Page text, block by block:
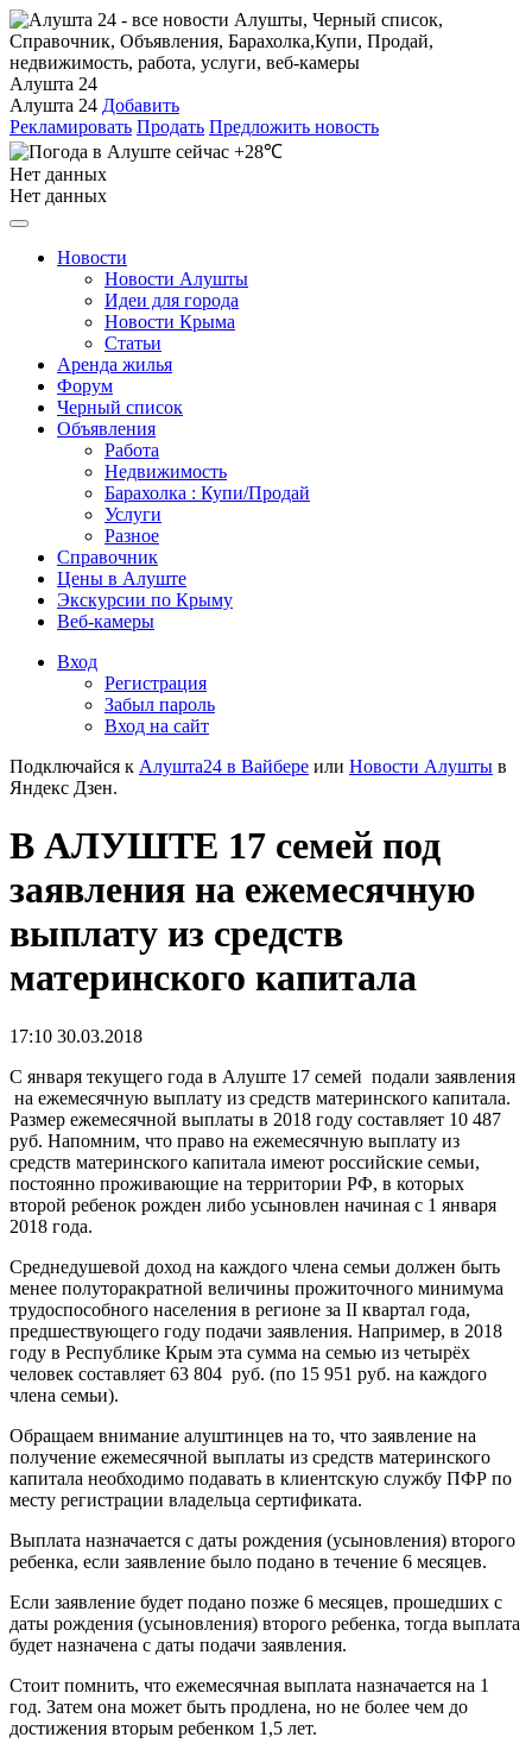
Алушта 24
Алушта 24 Добавить
Рекламировать Продать Предложить новость
+28℃
Нет данных
Нет данных
Новости
Новости Алушты
Идеи для города
Новости Крыма
Статьи
Аренда жилья
Форум
Черный список
Объявления
Работа
Недвижимость
Барахолка : Купи/Продай
Услуги
Разное
Справочник
Цены в Алуште
Экскурсии по Крыму
Веб-камеры
Вход
Регистрация
Забыл пароль
Вход на сайт
Подключайся к Алушта24 в Вайбере или Новости Алушты в
Яндекс Дзен.
В АЛУШТЕ 17 семей под
заявления на ежемесячную
выплату из средств
материнского капитала
17:10 30.03.2018
С января текущего года в Алуште 17 семей подали заявления
на ежемесячную выплату из средств материнского капитала.
Размер ежемесячной выплаты в 2018 году составляет 10 487
руб. Напомним, что право на ежемесячную выплату из
средств материнского капитала имеют российские семьи,
постоянно проживающие на территории РФ, в которых
второй ребенок рожден либо усыновлен начиная с 1 января
2018 года.
Среднедушевой доход на каждого члена семьи должен быть
менее полуторакратной величины прожиточного минимума
трудоспособного населения в регионе за II квартал года,
предшествующего году подачи заявления. Например, в 2018
году в Республике Крым эта сумма на семью из четырёх
человек составляет 63 804 руб. (по 15 951 руб. на каждого
члена семьи).
Обращаем внимание алуштинцев на то, что заявление на
получение ежемесячной выплаты из средств материнского
капитала необходимо подавать в клиентскую службу ПФР по
месту регистрации владельца сертификата.
Выплата назначается с даты рождения (усыновления) второго
ребенка, если заявление было подано в течение 6 месяцев.
Если заявление будет подано позже 6 месяцев, прошедших с
даты рождения (усыновления) второго ребенка, тогда выплата
будет назначена с даты подачи заявления.
Стоит помнить, что ежемесячная выплата назначается на 1
год. Затем она может быть продлена, но не более чем до
достижения вторым ребенком 1,5 лет.